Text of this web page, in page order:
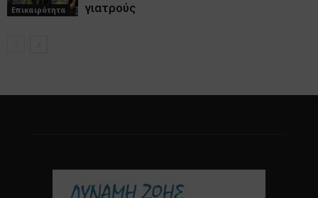
Επικαιρότητα
γιατρούς